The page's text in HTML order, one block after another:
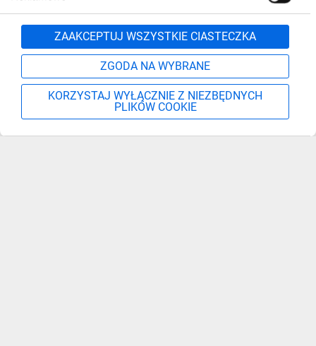
ZAAKCEPTUJ WSZYSTKIE CIASTECZKA
ZGODA NA WYBRANE
KORZYSTAJ WYŁĄCZNIE Z NIEZBĘDNYCH
PLIKÓW COOKIE